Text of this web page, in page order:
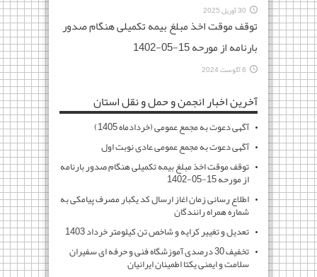
30 آوریل 2025
توقف موقت اخذ مبلغ بیمه تکمیلی هنگام صدور
بارنامه از مورحه 15-05-1402
6 آگوست 2024
آخرین اخبار انجمن و حمل و نقل استان
آگهی دعوت به مجمع عمومی (خردادماه 1405)
آگهی دعوت به مجمع عمومی عادی نوبت اول
توقف موقت اخذ مبلغ بیمه تکمیلی هنگام صدور بارنامه
از مورحه 15-05-1402
اطلاع رسانی زمان اغاز ارسال کد یکبار مصرف پیامکی به
شماره همراه رانندگان
تعدیل و تغییر کرایه و شاخص تن کیلومتر خرداد 1403
تخفیف 30 درصدی آموزشگاه فنی و حرفه ای سفیران
سلامت و ایمنی یکتا اطمینان ایرانیان